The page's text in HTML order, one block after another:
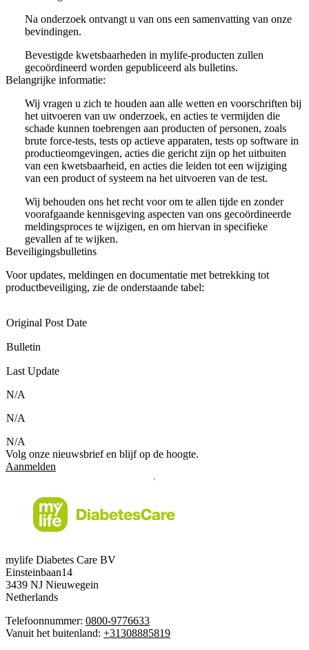
Na onderzoek ontvangt u van ons een samenvatting van onze
bevindingen.
Bevestigde kwetsbaarheden in mylife-producten zullen
gecoördineerd worden gepubliceerd als bulletins.
Belangrijke informatie:
Wij vragen u zich te houden aan alle wetten en voorschriften bij
het uitvoeren van uw onderzoek, en acties te vermijden die
schade kunnen toebrengen aan producten of personen, zoals
brute force-tests, tests op actieve apparaten, tests op software in
productieomgevingen, acties die gericht zijn op het uitbuiten
van een kwetsbaarheid, en acties die leiden tot een wijziging
van een product of systeem na het uitvoeren van de test.
Wij behouden ons het recht voor om te allen tijde en zonder
voorafgaande kennisgeving aspecten van ons gecoördineerde
meldingsproces te wijzigen, en om hiervan in specifieke
gevallen af te wijken.
Beveiligingsbulletins
Voor updates, meldingen en documentatie met betrekking tot
productbeveiliging, zie de onderstaande tabel:
Original Post Date
Bulletin
Last Update
N/A
N/A
N/A
Volg onze nieuwsbrief en blijf op de hoogte.
Aanmelden
mylife Diabetes Care BV
Einsteinbaan14
3439 NJ Nieuwegein
Netherlands
Telefoonnummer: 0800-9776633
Vanuit het buitenland: +31308885819